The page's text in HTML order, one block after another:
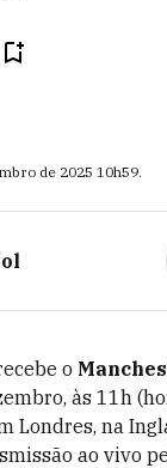
de 2025 10h59.
o
às 11h
Londres, na
ao vivo